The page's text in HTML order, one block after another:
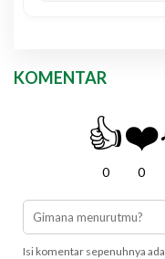
KOMENTAR
👍
0
❤️
0
Isi komentar sepenuhnya